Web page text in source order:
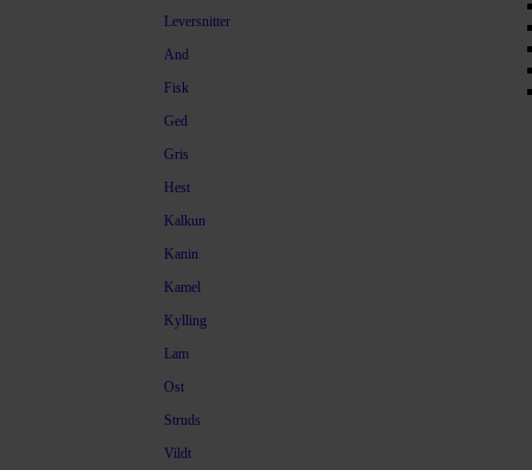
Leversnitter
And
Fisk
Ged
Gris
Hest
Kalkun
Kanin
Kamel
Kylling
Lam
Ost
Struds
Vildt